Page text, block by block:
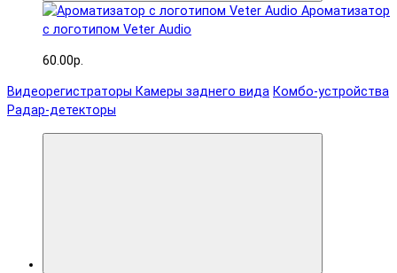
Ароматизатор
с логотипом Veter Audio
60.00р.
Видеорегистраторы Камеры заднего вида Комбо-устройства
Радар-детекторы